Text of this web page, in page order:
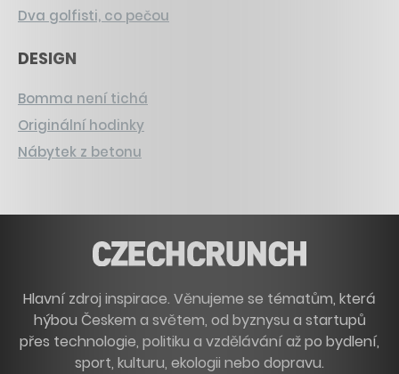
Dva golfisti, co pečou
DESIGN
Bomma není tichá
Originální hodinky
Nábytek z betonu
Hlavní zdroj inspirace. Věnujeme se tématům, která
hýbou Českem a světem, od byznysu a startupů
přes technologie, politiku a vzdělávání až po bydlení,
sport, kulturu, ekologii nebo dopravu.